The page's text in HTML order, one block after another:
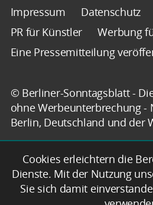
Impressum
Datenschutz
PR für Künstler
Werbung
Eine Pressemitteilung
© Berliner-Sonntagsblatt -
ohne Werbeunterbrechung -
Berlin, Deutschland und der
Cookies erleichtern die
Dienste. Mit der Nutzung
Sie sich damit